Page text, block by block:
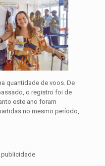
quantidade de voos. De
o registro foi de
este ano foram
no mesmo período,
publicidade